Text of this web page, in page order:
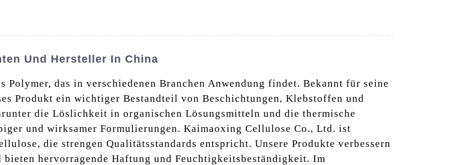
Und Hersteller In China
das in verschiedenen Branchen Anwendung findet. Bekannt für seine
Produkt ein wichtiger Bestandteil von Beschichtungen, Klebstoffen und
die Löslichkeit in organischen Lösungsmitteln und die thermische
und wirksamer Formulierungen. Kaimaoxing Cellulose Co., Ltd. ist
die strengen Qualitätsstandards entspricht. Unsere Produkte verbessern
hervorragende Haftung und Feuchtigkeitsbeständigkeit. Im